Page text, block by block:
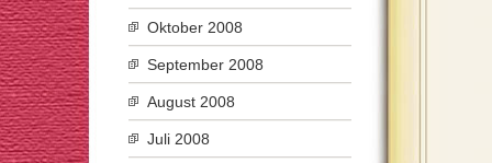
Oktober 2008
September 2008
August 2008
Juli 2008